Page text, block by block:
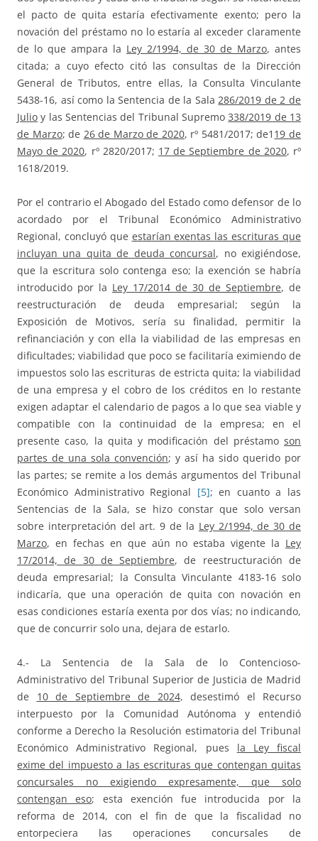
el pacto de quita estaría efectivamente exento; pero la
novación del préstamo no lo estaría al exceder claramente
de lo que ampara la Ley 2/1994, de 30 de Marzo, antes
citada; a cuyo efecto citó las consultas de la Dirección
General de Tributos, entre ellas, la Consulta Vinculante
5438-16, así como la Sentencia de la Sala286/2019 de 2 de
Julio y las Sentencias del Tribunal Supremo338/2019 de 13
de Marzo; de 26 de Marzo de 2020, rº 5481/2017; de1 19 de
Mayo de 2020, rº 2820/2017; 17 de Septiembre de 2020, rº
1618/2019.
Por el contrario el Abogado del Estado como defensor de lo
acordado por el Tribunal Económico Administrativo
Regional, concluyó que estarían exentas las escrituras que
incluyan una quita de deuda concursal, no exigiéndose,
que la escritura solo contenga eso; la exención se habría
introducido por la Ley 17/2014 de 30 de Septiembre, de
reestructuración de deuda empresarial; según la
Exposición de Motivos, sería su finalidad, permitir la
refinanciación y con ella la viabilidad de las empresas en
dificultades; viabilidad que poco se facilitaría eximiendo de
impuestos solo las escrituras de estricta quita; la viabilidad
de una empresa y el cobro de los créditos en lo restante
exigen adaptar el calendario de pagos a lo que sea viable y
compatible con la continuidad de la empresa; en el
presente caso, la quita y modificación del préstamo son
partes de una sola convención; y así ha sido querido por
las partes; se remite a los demás argumentos del Tribunal
Económico Administrativo Regional [5]; en cuanto a las
Sentencias de la Sala, se hizo constar que solo versan
sobre interpretación del art. 9 de la Ley 2/1994, de 30 de
Marzo, en fechas en que aún no estaba vigente la Ley
17/2014, de 30 de Septiembre, de reestructuración de
deuda empresarial; la Consulta Vinculante 4183-16 solo
indicaría, que una operación de quita con novación en
esas condiciones estaría exenta por dos vías; no indicando,
que de concurrir solo una, dejara de estarlo.
4.- La Sentencia de la Sala de lo Contencioso-
Administrativo del Tribunal Superior de Justicia de Madrid
de 10 de Septiembre de 2024, desestimó el Recurso
interpuesto por la Comunidad Autónoma y entendió
conforme a Derecho la Resolución estimatoria del Tribunal
Económico Administrativo Regional, pues la Ley fiscal
exime del impuesto a las escrituras que contengan quitas
concursales no exigiendo expresamente, que solo
contengan eso; esta exención fue introducida por la
reforma de 2014, con el fin de que la fiscalidad no
entorpeciera las operaciones concursales de